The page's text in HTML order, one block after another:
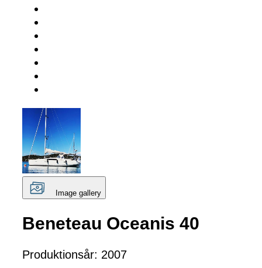
Image gallery
Beneteau Oceanis 40
Produktionsår: 2007